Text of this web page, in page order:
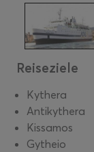
Reiseziele
Kythera
Antikythera
Kissamos
Gytheio